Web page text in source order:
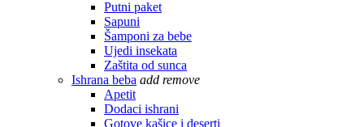
Putni paket
Sapuni
Šamponi za bebe
Ujedi insekata
Zaštita od sunca
Ishrana beba add remove
Apetit
Dodaci ishrani
Gotove kašice i deserti